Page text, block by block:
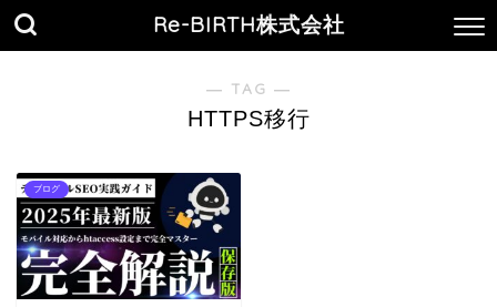
Re-BIRTH株式会社
― TAG ―
HTTPS移行
ブログ